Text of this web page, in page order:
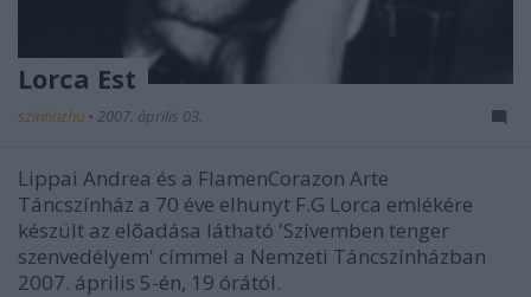
Lorca Est
szinhazhu • 2007. április 03.
Lippai Andrea és a FlamenCorazon Arte
Táncszínház a 70 éve elhunyt F.G Lorca emlékére
készült az elõadása látható 'Szívemben tenger
szenvedélyem' címmel a Nemzeti Táncszínházban
2007. április 5-én, 19 órától.